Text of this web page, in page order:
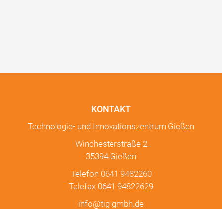
KONTAKT
Technologie- und Innovationszentrum Gießen
Winchesterstraße 2
35394 Gießen
Telefon 0641 9482260
Telefax 0641 94822629
info@tig-gmbh.de